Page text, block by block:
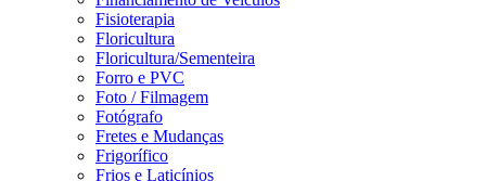
Fisioterapia
Floricultura
Floricultura/Sementeira
Forro e PVC
Foto / Filmagem
Fotógrafo
Fretes e Mudanças
Frigorífico
Frios e Laticínios